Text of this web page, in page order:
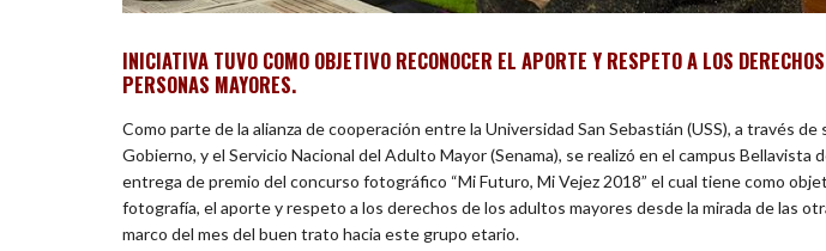
INICIATIVA TUVO COMO OBJETIVO RECONOCER EL APORTE Y RESPETO A LOS
PERSONAS MAYORES.
Como parte de la alianza de cooperación entre la Universidad San Sebastián (USS), a través
Gobierno, y el Servicio Nacional del Adulto Mayor (Senama), se realizó en el campus Bellavista
entrega de premio del concurso fotográfico “Mi Futuro, Mi Vejez 2018” el cual tiene como
fotografía, el aporte y respeto a los derechos de los adultos mayores desde la mirada de las
marco del mes del buen trato hacia este grupo etario.